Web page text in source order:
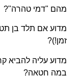
מהם "דמי טהרה"?
זמן!)?
מדוע עליה להביא
במה חטאה?